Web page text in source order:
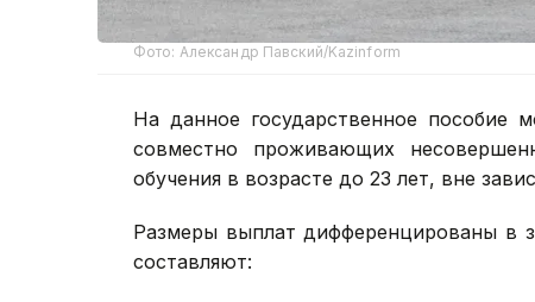
Фото: Александр Павский/Kazinform
На данное государственное пособие
совместно проживающих
обучения в возрасте до 23 лет, вне
Размеры выплат дифференцированы в
составляют: